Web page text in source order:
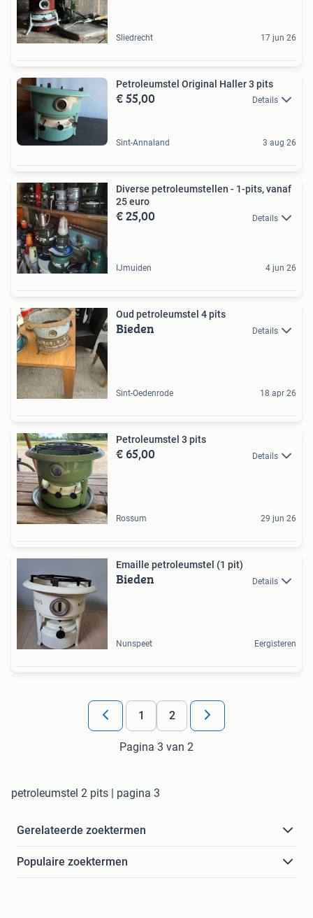
Sliedrecht 17 jun 26
Petroleumstel Original Haller 3 pits
€ 55,00 Details
Sint-Annaland 3 aug 26
Diverse petroleumstellen - 1-pits, vanaf
25 euro
€ 25,00 Details
IJmuiden 4 jun 26
Oud petroleumstel 4 pits
Bieden Details
Sint-Oedenrode 18 apr 26
Petroleumstel 3 pits
€ 65,00 Details
Rossum 29 jun 26
Emaille petroleumstel (1 pit)
Bieden Details
Nunspeet Eergisteren
1 2
Pagina 3 van 2
petroleumstel 2 pits | pagina 3
Gerelateerde zoektermen
Populaire zoektermen